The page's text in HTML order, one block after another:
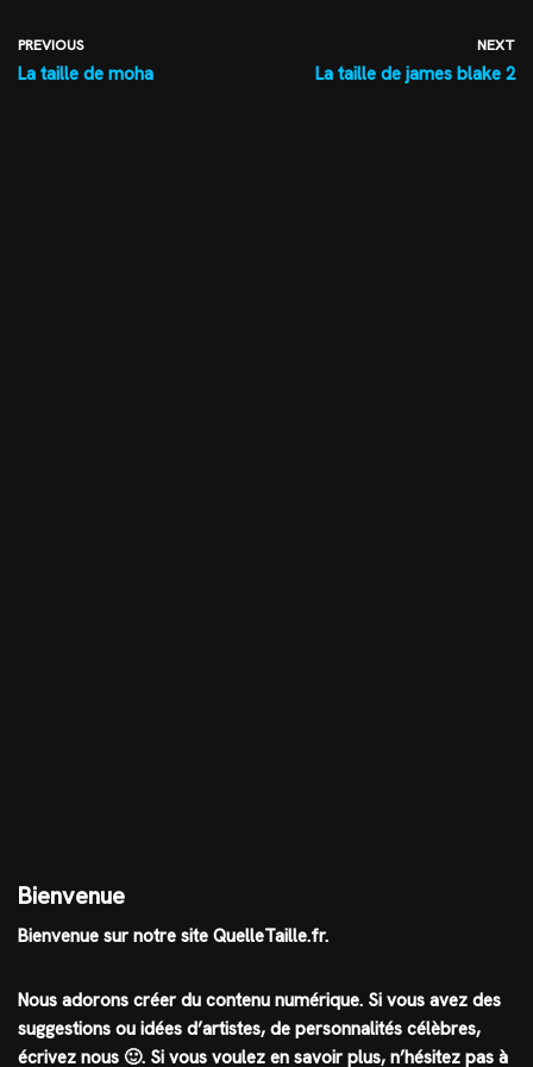
PREVIOUS
La taille de moha
NEXT
La taille de james blake 2
Bienvenue
Bienvenue sur notre site QuelleTaille.fr.
Nous adorons créer du contenu numérique. Si vous avez des
suggestions ou idées d’artistes, de personnalités célèbres,
écrivez nous 🙂. Si vous voulez en savoir plus, n’hésitez pas à